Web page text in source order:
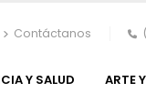
Contáctanos
Y SALUD ARTE